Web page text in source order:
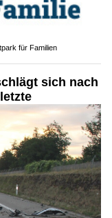
für Familien
sich nach